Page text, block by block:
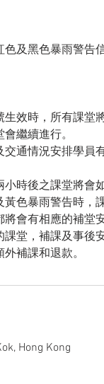
及黑色暴雨警告
效時，所有課堂
繼續進行。
通情況安排學員
時後之課堂將會
色暴雨警告時，
會有相應的補堂
堂，補課及事後
補課和退款。
Hong Kong